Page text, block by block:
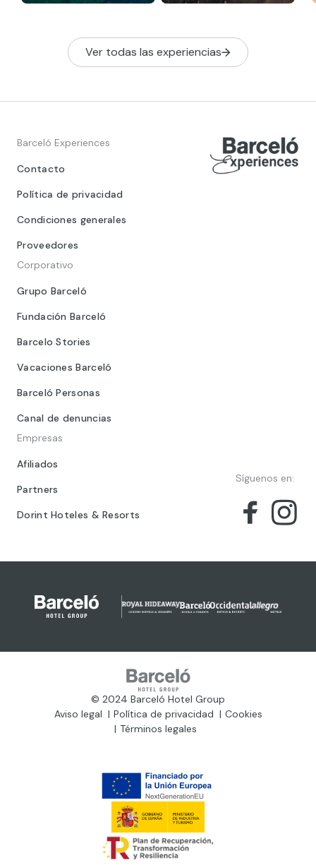
Ver todas las experiencias
Barceló Experiences
Contacto
Política de privacidad
Condiciones generales
Proveedores
Corporativo
Grupo Barceló
Fundación Barceló
Barcelo Stories
Vacaciones Barceló
Barceló Personas
Canal de denuncias
Empresas
Afiliados
Partners
Dorint Hoteles & Resorts
Síguenos en:
© 2024 Barceló Hotel Group
Aviso legal
Política de privacidad
Cookies
Términos legales